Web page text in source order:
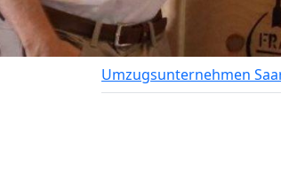
Umzugsunternehmen